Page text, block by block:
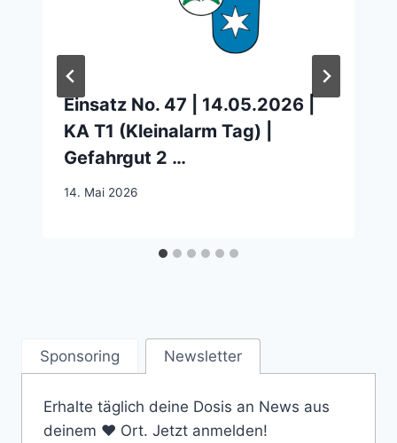
Einsatz No. 47 | 14.05.2026 |
KA T1 (Kleinalarm Tag) |
Gefahrgut 2 …
14. Mai 2026
Sponsoring Newsletter
Erhalte täglich deine Dosis an News aus
deinem ❤️ Ort. Jetzt anmelden!